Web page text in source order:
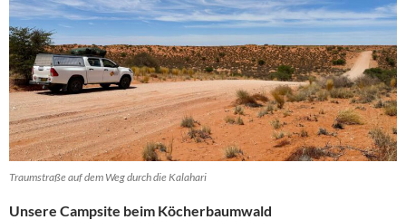
Traumstraße auf dem Weg durch die Kalahari
Unsere Campsite beim Köcherbaumwald